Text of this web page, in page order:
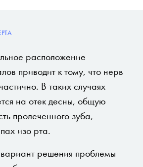
расположение
приводит к тому, что нерв
В таких случаях
на отек десны, общую
пролеченного зуба,
изо рта.
решения проблемы